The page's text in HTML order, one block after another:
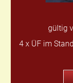
gültig
4 x ÜF im